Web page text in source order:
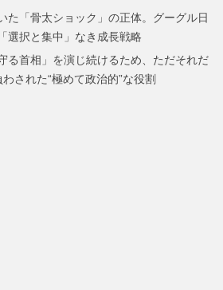
ー
ジ
ー
ジ
ー
ジ
ー
ジ
ー
ジ
た「骨太ショック」の正体。グーグル日
選択と集中」なき成長戦略
る首相」を演じ続けるため、ただそれだ
された“極めて政治的”な役割